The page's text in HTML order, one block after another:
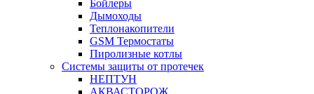
Бойлеры
Дымоходы
Теплонакопители
GSM Термостаты
Пиролизные котлы
Системы защиты от протечек
НЕПТУН
АКВАСТОРОЖ